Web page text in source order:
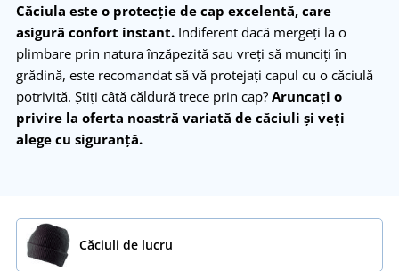
Căciula este o protecție de cap excelentă, care
asigură confort instant. Indiferent dacă mergeți la o
plimbare prin natura înzăpezită sau vreți să munciți în
grădină, este recomandat să vă protejați capul cu o căciulă
potrivită. Știți câtă căldură trece prin cap? Aruncați o
privire la oferta noastră variată de căciuli și veți
alege cu siguranță.
Căciuli de lucru